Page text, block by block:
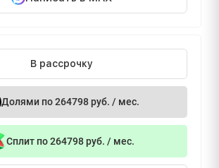
В рассрочку
Долями по 264798 руб. / мес.
Сплит по 264798 руб. / мес.